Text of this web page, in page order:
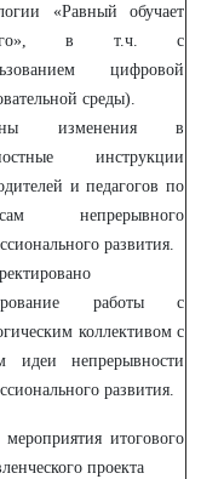
«Равный обучает
в т.ч. с
цифровой
среды).
изменения в
инструкции
и педагогов по
непрерывного
развития.
работы с
коллективом с
идеи непрерывности
развития.
итогового
проекта